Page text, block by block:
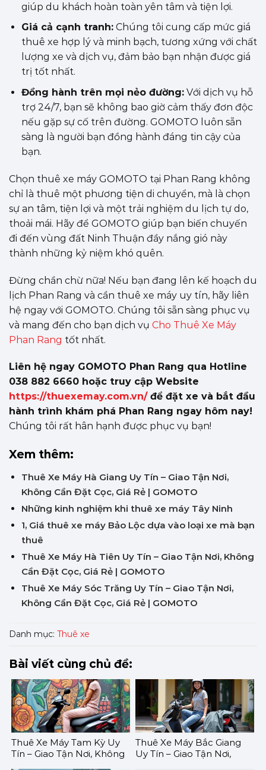
giúp du khách hoàn toàn yên tâm và tiện lợi.
Giá cả cạnh tranh:Chúng tôi cung cấp mức giá
thuê xe hợp lý và minh bạch, tương xứng với chất
lượng xe và dịch vụ, đảm bảo bạn nhận được giá
trị tốt nhất.
Đồng hành trên mọi nẻo đường:Với dịch vụ hỗ
trợ 24/7, bạn sẽ không bao giờ cảm thấy đơn độc
nếu gặp sự cố trên đường. GOMOTO luôn sẵn
sàng là người bạn đồng hành đáng tin cậy của
bạn.
Chọn thuê xe máy GOMOTO tại Phan Rang không
chỉ là thuê một phương tiện di chuyển, mà là chọn
sự an tâm, tiện lợi và một trải nghiệm du lịch tự do,
thoải mái. Hãy để GOMOTO giúp bạn biến chuyến
đi đến vùng đất Ninh Thuận đầy nắng gió này
thành những kỷ niệm khó quên.
Đừng chần chừ nữa! Nếu bạn đang lên kế hoạch du
lịch Phan Rang và cần thuê xe máy uy tín, hãy liên
hệ ngay với GOMOTO. Chúng tôi sẵn sàng phục vụ
và mang đến cho bạn dịch vụ Cho Thuê Xe Máy
Phan Rang tốt nhất.
Liên hệ ngay GOMOTO Phan Rang qua Hotline
038 882 6660 hoặc truy cập Website
https://thuexemay.com.vn/để đặt xe và bắt đầu
hành trình khám phá Phan Rang ngay hôm nay!
Chúng tôi rất hân hạnh được phục vụ bạn!
Xem thêm:
Thuê Xe Máy Hà Giang Uy Tín – Giao Tận Nơi,
Không Cần Đặt Cọc, Giá Rẻ | GOMOTO
Những kinh nghiệm khi thuê xe máy Tây Ninh
1, Giá thuê xe máy Bảo Lộc dựa vào loại xe mà bạn
thuê
Thuê Xe Máy Hà Tiên Uy Tín – Giao Tận Nơi, Không
Cần Đặt Cọc, Giá Rẻ | GOMOTO
Thuê Xe Máy Sóc Trăng Uy Tín – Giao Tận Nơi,
Không Cần Đặt Cọc, Giá Rẻ | GOMOTO
Danh mục: Thuê xe
Bài viết cùng chủ đề:
Thuê Xe Máy Tam Kỳ Uy
Tín – Giao Tận Nơi, Không
Thuê Xe Máy Bắc Giang
Uy Tín – Giao Tận Nơi,